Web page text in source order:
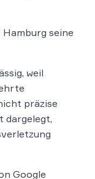
Hamburg seine
weil
präzise
dargelegt,
Google